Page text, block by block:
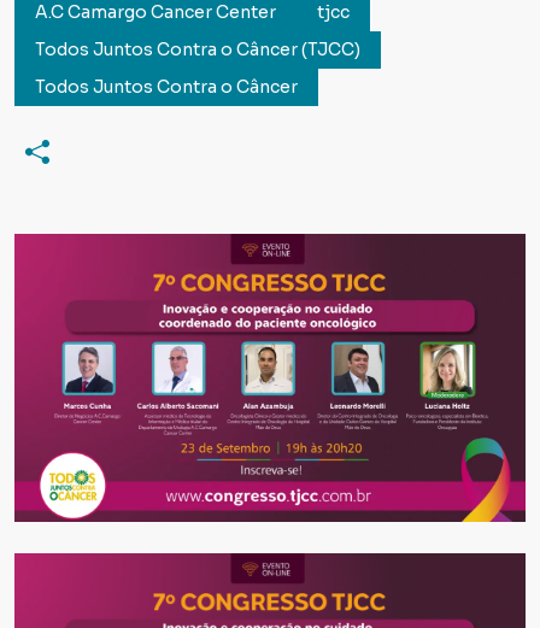
A.C Camargo Cancer Center
tjcc
Todos Juntos Contra o Câncer (TJCC)
Todos Juntos Contra o Câncer